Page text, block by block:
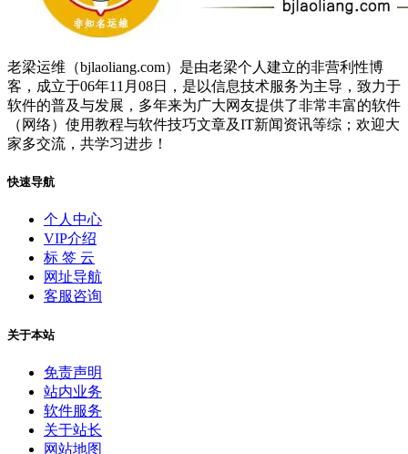
老梁运维（bjlaoliang.com）是由老梁个人建立的非营利性博
客，成立于06年11月08日，是以信息技术服务为主导，致力于
软件的普及与发展，多年来为广大网友提供了非常丰富的软件
（网络）使用教程与软件技巧文章及IT新闻资讯等综；欢迎大
家多交流，共学习进步！
快速导航
个人中心
VIP介绍
标 签 云
网址导航
客服咨询
关于本站
免责声明
站内业务
软件服务
关于站长
网站地图